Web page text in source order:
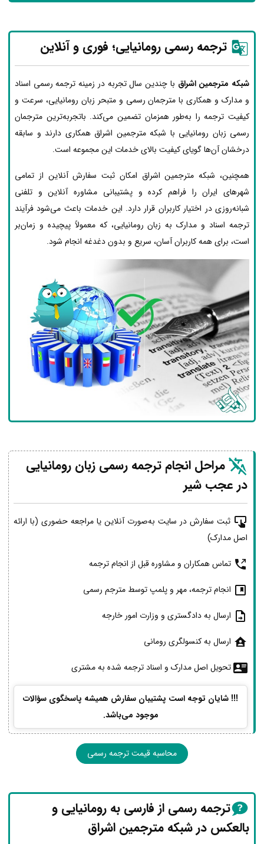
ترجمه رسمی رومانیایی؛ فوری و آنلاین
شبکه مترجمین اشراق با چندین سال تجربه در زمینه ترجمه رسمی اسناد
و مدارک و همکاری با مترجمان رسمی و متبحر زبان رومانیایی، سرعت و
کیفیت ترجمه را به‌طور همزمان تضمین می‌کند. باتجربه‌ترین مترجمان
رسمی زبان رومانیایی با شبکه مترجمین اشراق همکاری دارند و سابقه
درخشان آن‌ها گویای کیفیت بالای خدمات این مجموعه است.
همچنین، شبکه مترجمین اشراق امکان ثبت سفارش آنلاین از تمامی
شهرهای ایران را فراهم کرده و پشتیبانی مشاوره آنلاین و تلفنی
شبانه‌روزی در اختیار کاربران قرار دارد. این خدمات باعث می‌شود فرآیند
ترجمه اسناد و مدارک به زبان رومانیایی، که معمولاً پیچیده و زمان‌بر
است، برای همه کاربران آسان، سریع و بدون دغدغه انجام شود.
مراحل انجام ترجمه رسمی زبان رومانیایی
در عجب شیر
ثبت سفارش در سایت به‌صورت آنلاین یا مراجعه حضوری (با ارائه
اصل مدارک)
تماس همکاران و مشاوره قبل از انجام ترجمه
انجام ترجمه، مهر و پلمپ توسط مترجم رسمی
ارسال به دادگستری و وزارت امور خارجه
ارسال به کنسولگری رومانی
تحویل اصل مدارک و اسناد ترجمه شده به مشتری
!!! شایان توجه است پشتیبان سفارش همیشه پاسخگوی سؤالات
موجود می‌باشد.
محاسبه قیمت ترجمه رسمی
ترجمه رسمی از فارسی به رومانیایی و
بالعکس در شبکه مترجمین اشراق